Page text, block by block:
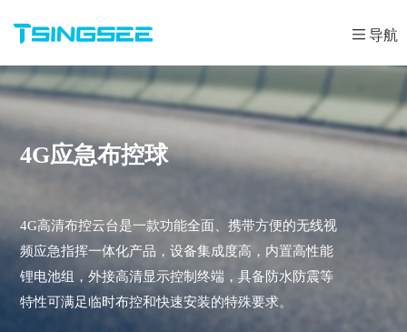
导航
4G应急布控球
4G高清布控云台是一款功能全面、携带方便的无线视
频应急指挥一体化产品，设备集成度高，内置高性能
锂电池组，外接高清显示控制终端，具备防水防震等
特性可满足临时布控和快速安装的特殊要求。